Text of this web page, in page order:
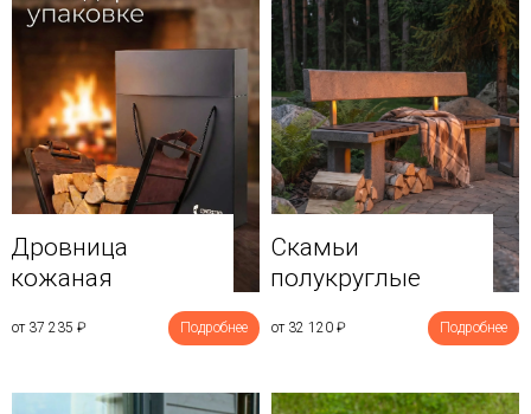
Дровница
кожаная
от 37 235 ₽ Подробнее
Скамьи
полукруглые
от 32 120 ₽ Подробнее